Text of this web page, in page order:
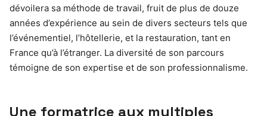
dévoilera sa méthode de travail, fruit de plus de douze
années d’expérience au sein de divers secteurs tels que
l’événementiel, l’hôtellerie, et la restauration, tant en
France qu’à l’étranger. La diversité de son parcours
témoigne de son expertise et de son professionnalisme.
Une formatrice aux multiples